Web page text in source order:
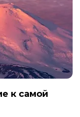
к самой